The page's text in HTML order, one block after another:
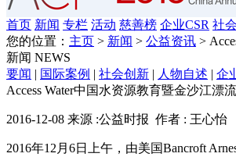
首页 新闻 专栏 活动 慈善榜 企业CSR 社
您的位置： 主页 > 新闻 > 公益资讯 >
新闻 NEWS
要闻 | 国际案例 | 社会创新 | 人物自述 | 企
Access Water中国水资源教育暨金沙江漂
2016-12-08 来源 :公益时报 作者 : 王心怡
2016年12月6日上午，由美国Bancroft